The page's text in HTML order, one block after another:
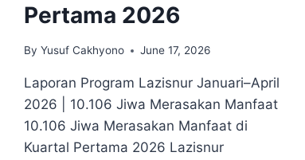
Pertama 2026
By Yusuf Cakhyono June 17, 2026
Laporan Program Lazisnur Januari–April
2026 | 10.106 Jiwa Merasakan Manfaat
10.106 Jiwa Merasakan Manfaat di
Kuartal Pertama 2026 Lazisnur